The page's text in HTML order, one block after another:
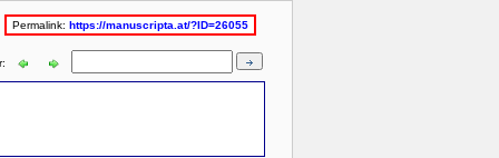
Permalink:https://manuscripta.at/?ID=26055